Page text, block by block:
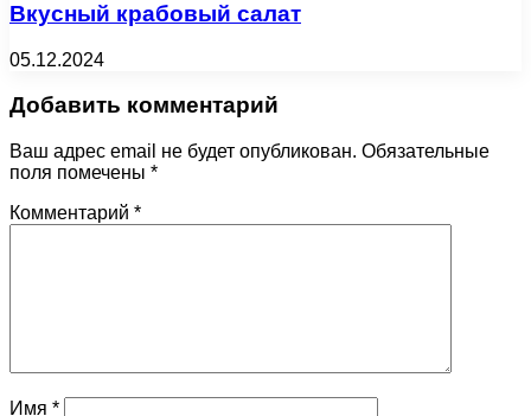
Вкусный крабовый салат
05.12.2024
Добавить комментарий
Ваш адрес email не будет опубликован. Обязательные
поля помечены *
Комментарий *
Имя *